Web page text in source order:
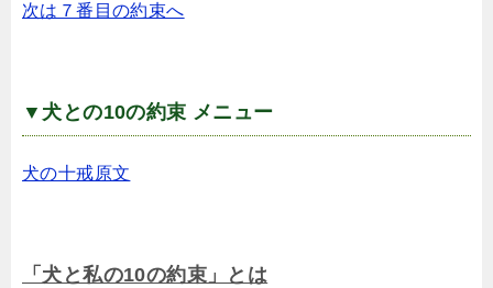
次は７番目の約束へ
▼犬との10の約束 メニュー
犬の十戒原文
「犬と私の10の約束」とは